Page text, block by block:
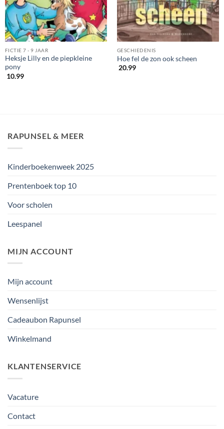
FICTIE 7 - 9 JAAR
Heksje Lilly en de piepkleine
pony
10.99
GESCHIEDENIS
Hoe fel de zon ook scheen
20.99
RAPUNSEL & MEER
Kinderboekenweek 2025
Prentenboek top 10
Voor scholen
Leespanel
MIJN ACCOUNT
Mijn account
Wensenlijst
Cadeaubon Rapunsel
Winkelmand
KLANTENSERVICE
Vacature
Contact